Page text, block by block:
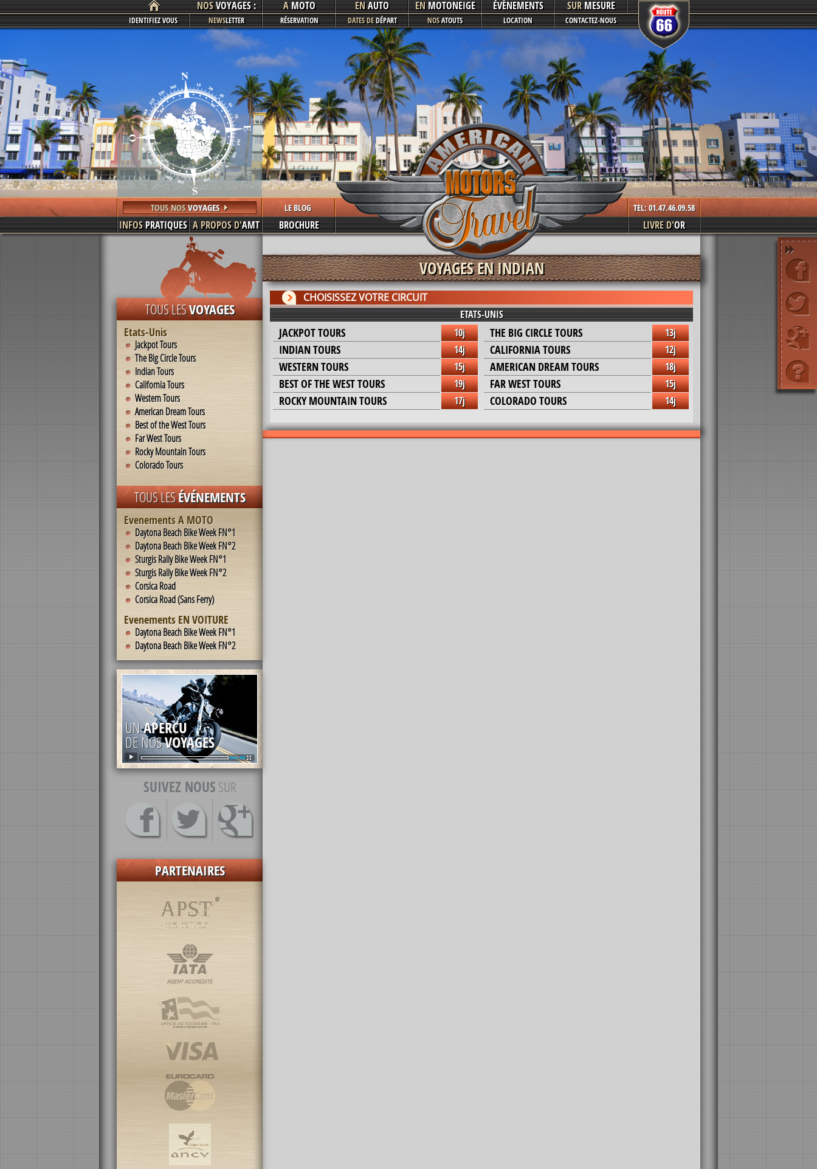
NOSVOYAGES : AMOTO ENAUTO ENMOTONEIGE ÉVÈNEMENTS SURMESURE
IDENTIFIEZ VOUS NEWSLETTER RÉSERVATION DATES DEDÉPART NOSATOUTS LOCATION CONTACTEZ-NOUS
TOUS NOSVOYAGES LE BLOG TEL: 01.47.46.09.58
INFOSPRATIQUES A PROPOS D'AMT BROCHURE LIVRE D'OR
TOUS LESVOYAGES
Etats-Unis
Jackpot Tours
The Big Circle Tours
Indian Tours
California Tours
Western Tours
American Dream Tours
Best of the West Tours
Far West Tours
Rocky Mountain Tours
Colorado Tours
TOUS LESÉVÉNEMENTS
Evenements A MOTO
Daytona Beach Bike Week FN°1
Daytona Beach Bike Week FN°2
Sturgis Rally Bike Week FN°1
Sturgis Rally Bike Week FN°2
Corsica Road
Corsica Road (Sans Ferry)
Evenements EN VOITURE
Daytona Beach Bike Week FN°1
Daytona Beach Bike Week FN°2
UNAPERCU
DE NOSVOYAGES
SUIVEZ NOUS SUR
PARTENAIRES
VOYAGES EN INDIAN
CHOISISSEZ VOTRE CIRCUIT
ETATS-UNIS
JACKPOT TOURS 10j THE BIG CIRCLE TOURS 13j
INDIAN TOURS 14j CALIFORNIA TOURS 12j
WESTERN TOURS 15j AMERICAN DREAM TOURS 18j
BEST OF THE WEST TOURS 19j FAR WEST TOURS 15j
ROCKY MOUNTAIN TOURS 17j COLORADO TOURS 14j